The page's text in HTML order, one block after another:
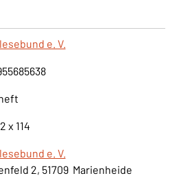
e. V.
x 114
e. V.
2, 51709 Marienheide